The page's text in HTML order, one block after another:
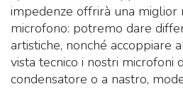
impedenze offrirà una miglior
microfono: potremo dare
artistiche, nonché accoppiare
vista tecnico i nostri microfoni
condensatore o a nastro,